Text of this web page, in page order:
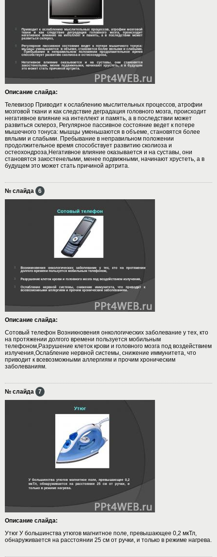
Описание слайда:
Телевизор Приводит к ослаблению мыслительных процессов, атрофии
мозговой ткани и как следствие деградация головного мозга, происходит
негативное влияние на интеллект и память, а в последствии может
развиться склероз, Регулярное пассивное состояние ведет к потере
мышечного тонуса: мышцы уменьшаются в объеме, становятся более
вялыми и слабыми. Пребывание в неправильном положении
продолжительное время способствует развитию сколиоза и
остеохондроза,Негативное влияние оказывается и на суставы, они
становятся закостенелыми, менее подвижными, начинают хрустеть, а в
будущем это может стать причиной артрита.
№ слайда 6
Описание слайда:
Сотовый телефон Возникновения онкологических заболевание у тех, кто
на протяжении долгого времени пользуется мобильным
телефоном,Разрушение клеток крови и головного мозга под воздействием
излучения,Ослабление нервной системы, снижение иммунитета, что
приводит к всевозможными аллергиям и прочим хроническим
заболеваниям.
№ слайда 7
Описание слайда:
Утюг У большинства утюгов магнитное поле, превышающее 0,2 мкТл,
обнаруживается на расстоянии 25 см от ручки, и только в режиме нагрева.